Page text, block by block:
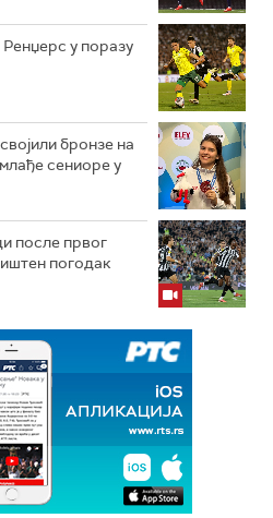
у поразу
бронзе на
сениоре у
после првог
погодак